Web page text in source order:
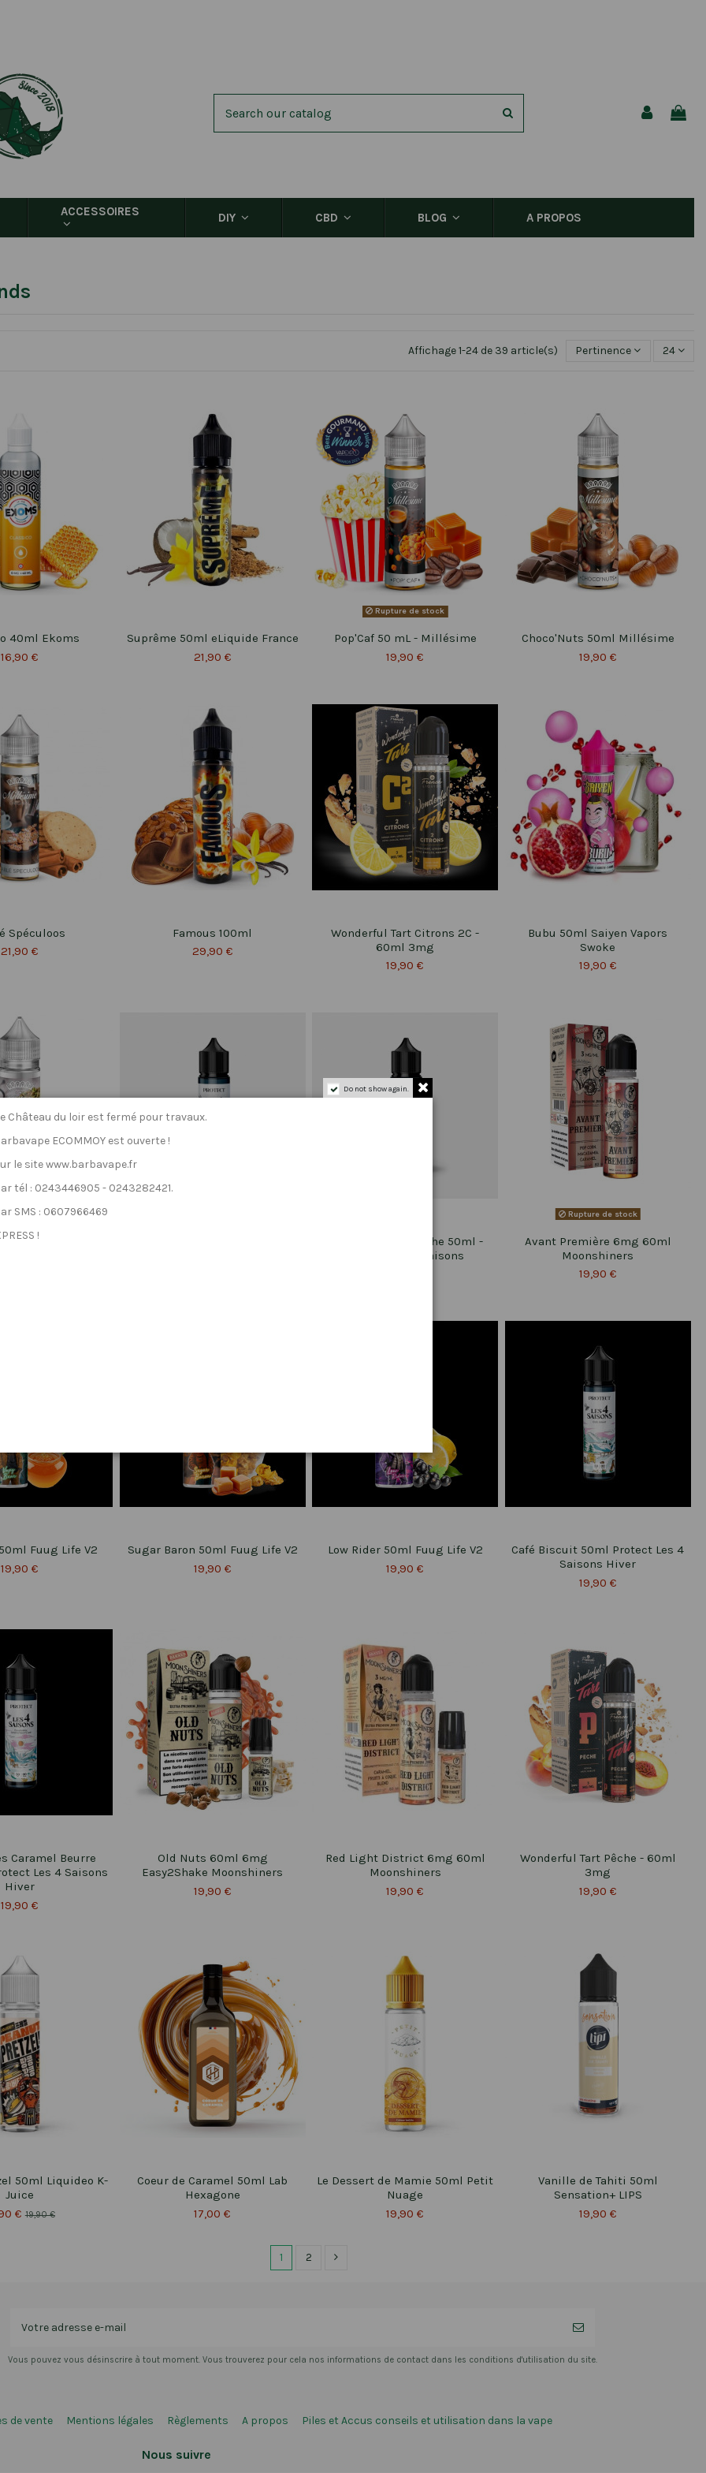
ACCESSOIRES DIY CBD BLOG A PROPOS
Affichage 1-24 de 39 article(s) Pertinence 24
40ml Ekoms
16,90 €
Suprême 50ml eLiquide France
21,90 €
Rupture de stock
Pop'Caf 50 mL - Millésime
19,90 €
Choco'Nuts 50ml Millésime
19,90 €
Spéculoos
21,90 €
Famous 100ml
29,90 €
Wonderful Tart Citrons 2C -
60ml 3mg
19,90 €
Bubu 50ml Saiyen Vapors
Swoke
19,90 €
50ml
Brassé Abricot Pêche 50ml -
Protect Les 4 Saisons
Rupture de stock
Avant Première 6mg 60ml
Moonshiners
19,90 €
Fuug Life V2
19,90 €
Sugar Baron 50ml Fuug Life V2
19,90 €
Low Rider 50ml Fuug Life V2
19,90 €
Café Biscuit 50ml Protect Les 4
Saisons Hiver
19,90 €
Caramel Beurre
Les 4 Saisons
Hiver
19,90 €
Old Nuts 60ml 6mg
Easy2Shake Moonshiners
19,90 €
Red Light District 6mg 60ml
Moonshiners
19,90 €
Wonderful Tart Pêche - 60ml
3mg
19,90 €
50ml Liquideo K-
Juice
€19,90 €
Coeur de Caramel 50ml Lab
Hexagone
17,00 €
Le Dessert de Mamie 50ml Petit
Nuage
19,90 €
Vanille de Tahiti 50ml
Sensation+ LIPS
19,90 €
1 2
Vous pouvez vous désinscrire à tout moment. Vous trouverez pour cela nos informations de contact dans les conditions d'utilisation du site.
de vente Mentions légales Règlements A propos Piles et Accus conseils et utilisation dans la vape
Nous suivre
Do not show again.
Château du loir est fermé pour travaux.
ECOMMOY est ouverte !
le site www.barbavape.fr
tél : 0243446905 - 0243282421.
SMS : 0607966469
!